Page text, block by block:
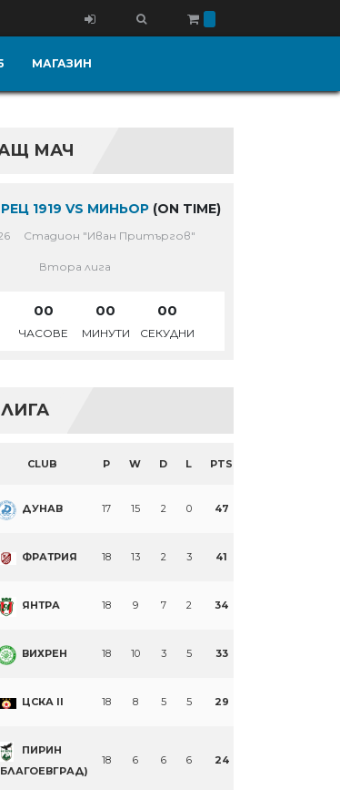
МАГАЗИН
МАЧ
1919 VS МИНЬОР (ON TIME)
Стадион "Иван Притъргов"
Втора лига
00
ЧАСОВЕ
00
МИНУТИ
00
СЕКУДНИ
CLUB P W D L PTS
ДУНАВ 17 15 2 0 47
ФРАТРИЯ 18 13 2 3 41
ЯНТРА 18 9 7 2 34
ВИХРЕН 18 10 3 5 33
ЦСКА II 18 8 5 5 29
ПИРИН
18 6 6 6 24